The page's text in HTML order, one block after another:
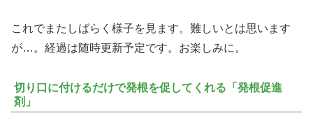
これでまたしばらく様子を見ます。難しいとは思います
が…。経過は随時更新予定です。お楽しみに。
切り口に付けるだけで発根を促してくれる「発根促進
剤」